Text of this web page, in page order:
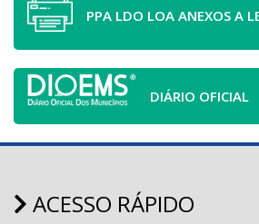
PPA LDO LOA ANEXOS A
DIÁRIO OFICIAL
ACESSO RÁPIDO